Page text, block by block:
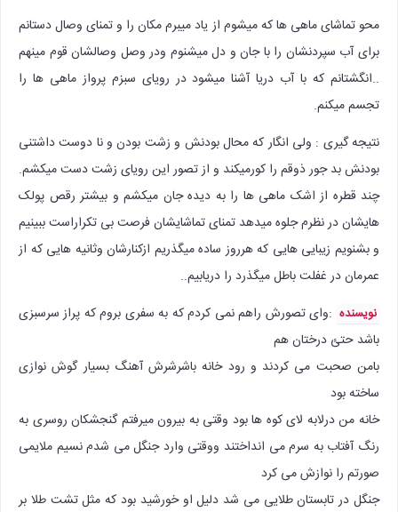
محو تماشای ماهی ها که میشوم از یاد میبرم مکان را و تمنای وصال دستانم
برای آب سپردنشان را با جان و دل میشنوم ودر وصل وصالشان قوم مینهم
..انگشتانم که با آب دریا آشنا میشود در رویای سبزم پرواز ماهی ها را
تجسم میکنم.
نتیجه گیری : ولی انگار که محال بودنش و زشت بودن و نا دوست داشتنی
بودنش بد جور ذوقم را کورمیکند و از تصور این رویای زشت دست میکشم.
چند قطره از اشک ماهی ها را به دیده جان میکشم و بیشتر رقص پولک
هایشان در نظرم جلوه میدهد تمنای تماشایشان فرصت بی تکراراست ببینیم
و بشنویم زیبایی هایی که هرروز ساده میگذریم ازکنارشان وثانیه هایی که از
عمرمان در غفلت باطل میگذرد را دریابیم..
نویسنده :‌وای تصورش راهم نمی کردم که به سفری بروم که پراز سرسبزی
باشد حتئ درختان هم
بامن صحبت می کردند و رود خانه باشرشرش آهنگ بسیار گوش نوازی
ساخته بود
خانه من درلابه لای کوه ها بود وقتی به بیرون میرفتم گنجشکان روسری به
رنگ آفتاب به سرم می انداختند ووقتی وارد جنگل می شدم نسیم ملایمی
صورتم را نوازش می کرد
جنگل در تابستان طلایی می شد دلیل او خورشید بود که مثل تشت طلا بر